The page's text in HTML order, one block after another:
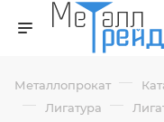
Металлопрокат —
— Лигатура —